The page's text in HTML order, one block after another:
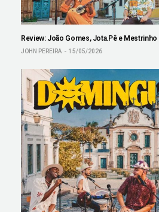
Review: João Gomes, Jota.Pê e
JOHN PEREIRA 15/05/2026